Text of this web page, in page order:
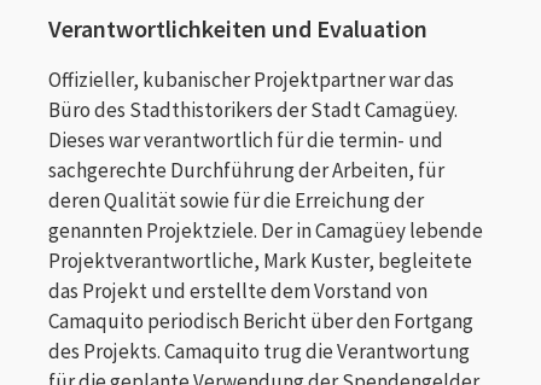
Verantwortlichkeiten und Evaluation
Offizieller, kubanischer Projektpartner war das
Büro des Stadthistorikers der Stadt Camagüey.
Dieses war verantwortlich für die termin- und
sachgerechte Durchführung der Arbeiten, für
deren Qualität sowie für die Erreichung der
genannten Projektziele. Der in Camagüey lebende
Projektverantwortliche, Mark Kuster, begleitete
das Projekt und erstellte dem Vorstand von
Camaquito periodisch Bericht über den Fortgang
des Projekts. Camaquito trug die Verantwortung